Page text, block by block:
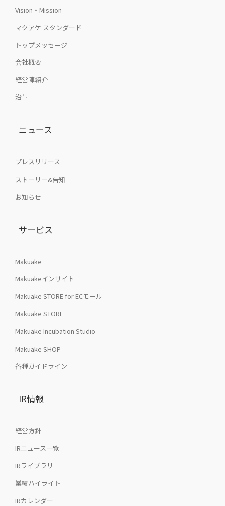
Vision・Mission
マクアケ スタンダード
トップメッセージ
会社概要
経営陣紹介
沿革
ニュース
プレスリリース
ストーリー&告知
お知らせ
サービス
Makuake
Makuakeインサイト
Makuake STORE for ECモール
Makuake STORE
Makuake Incubation Studio
Makuake SHOP
各種ガイドライン
IR情報
経営方針
IRニュース一覧
IRライブラリ
業績ハイライト
IRカレンダー